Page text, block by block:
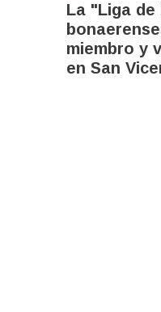
La "Liga
miembro y
en San